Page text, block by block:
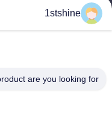
1stshine
are you looking for?